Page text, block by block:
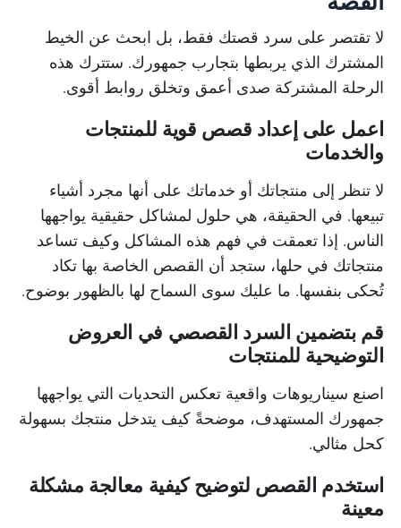
لا تقتصر على سرد قصتك فقط، بل ابحث عن الخيط
المشترك الذي يربطها بتجارب جمهورك. ستترك هذه
الرحلة المشتركة صدى أعمق وتخلق روابط أقوى.
اعمل على إعداد قصص قوية للمنتجات
والخدمات
لا تنظر إلى منتجاتك أو خدماتك على أنها مجرد أشياء
تبيعها. في الحقيقة، هي حلول لمشاكل حقيقية يواجهها
الناس. إذا تعمقت في فهم هذه المشاكل وكيف تساعد
منتجاتك في حلها، ستجد أن القصص الخاصة بها تكاد
تُحكى بنفسها. ما عليك سوى السماح لها بالظهور بوضوح.
قم بتضمين السرد القصصي في العروض
التوضيحية للمنتجات
اصنع سيناريوهات واقعية تعكس التحديات التي يواجهها
جمهورك المستهدف، موضحةً كيف يتدخل منتجك بسهولة
كحل مثالي.
استخدم القصص لتوضيح كيفية معالجة مشكلة
معينة